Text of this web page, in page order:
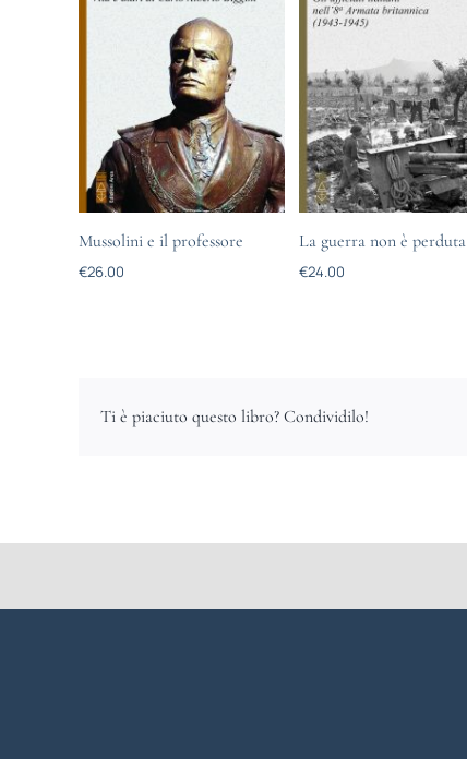
Mussolini e il professore
€26.00
La guerra non è perduta
€24.00
Ti è piaciuto questo libro? Condividilo!